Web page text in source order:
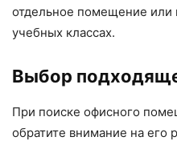
отдельное помещение
учебных классах.
Выбор
При поиске офисного
обратите внимание на